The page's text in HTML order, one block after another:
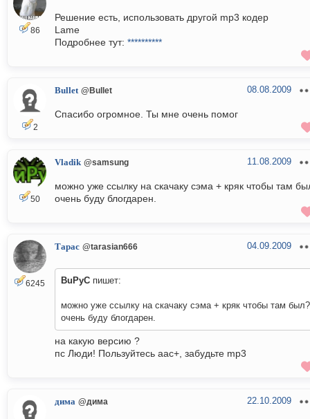
86
Решение есть, использовать другой mp3 кодер
Lame
Подробнее тут: **********
2
Bullet @Bullet 08.08.2009
Спасибо огромное. Ты мне очень помог
50
Vladik @samsung 11.08.2009
можно уже ссылку на скачаку сэма + кряк чтобы там
очень буду блогдарен.
6245
Тарас @tarasian666 04.09.2009
BuPyC пишет:
можно уже ссылку на скачаку сэма + кряк чтобы там был?
очень буду блогдарен.
на какую версию ?
пс Люди! Пользуйтесь aac+, забудьте mp3
дима @дима 22.10.2009